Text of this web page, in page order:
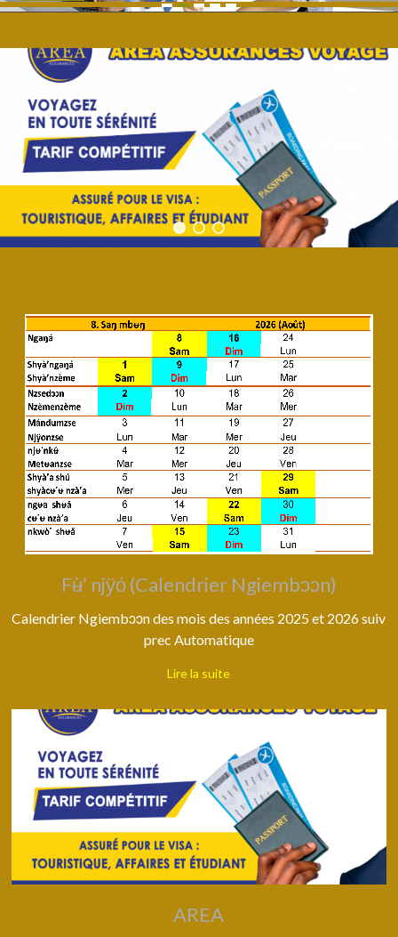
Fʉ̀’ njӱό (Calendrier Ngiembↄↄn)
Calendrier Ngiembɔɔn des mois des années 2025 et 2026 suiv
prec Automatique
Lire la suite
AREA